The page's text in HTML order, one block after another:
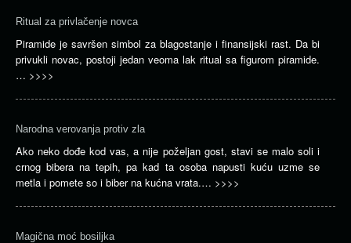
Ritual za privlačenje novca
Piramide je savršen simbol za blagostanje i finansijski rast. Da bi
privukli novac, postoji jedan veoma lak ritual sa figurom piramide.
… >>>>
Narodna verovanja protiv zla
Ako neko dođe kod vas, a nije poželjan gost, stavi se malo soli i
crnog bibera na tepih, pa kad ta osoba napusti kuću uzme se
metla i pomete so i biber na kućna vrata.… >>>>
Magična moć bosiljka